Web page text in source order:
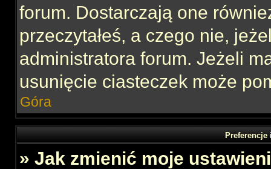
forum. Dostarczają one
przeczytałeś, a czego nie,
administratora forum. Jeżeli
usunięcie ciasteczek może
Góra
» Jak zmienić moje